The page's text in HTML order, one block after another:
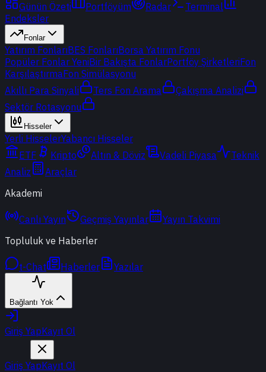
Günün Özeti Portföyüm Radar
Terminal
Endeksler
Fonlar
Yatırım FonlarıBES FonlarıBorsa Yatırım Fonu
Popüler Fonlar YeniBir Bakışta FonlarPortföy ŞirketleriFon
KarşılaştırmaFon Simülasyonu
Akıllı Para Sinyali
Ters Fon Arama
Çakışma Analizi
Sektör Rotasyonu
Hisseler
Yerli HisselerYabancı Hisseler
ETF
Kripto Altın & Döviz Vadeli Piyasa
Teknik
Analiz
Araçlar
Akademi
Canlı Yayın Geçmiş Yayınlar
Yayın Takvimi
Topluluk ve Haberler
t-Chat Haberler Yazılar
Bağlantı Yok
Giriş YapKayıt Ol
Giriş YapKayıt Ol